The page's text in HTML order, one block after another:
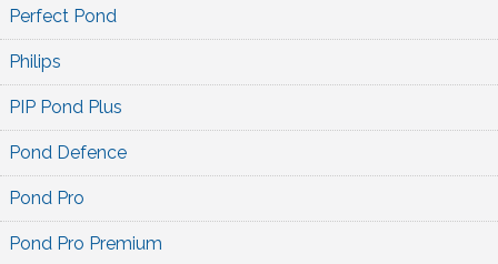
Perfect Pond
Philips
PIP Pond Plus
Pond Defence
Pond Pro
Pond Pro Premium